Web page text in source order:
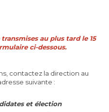
au plus tard le 15
ci-dessous.
contactez la direction au
suivante :
et élection